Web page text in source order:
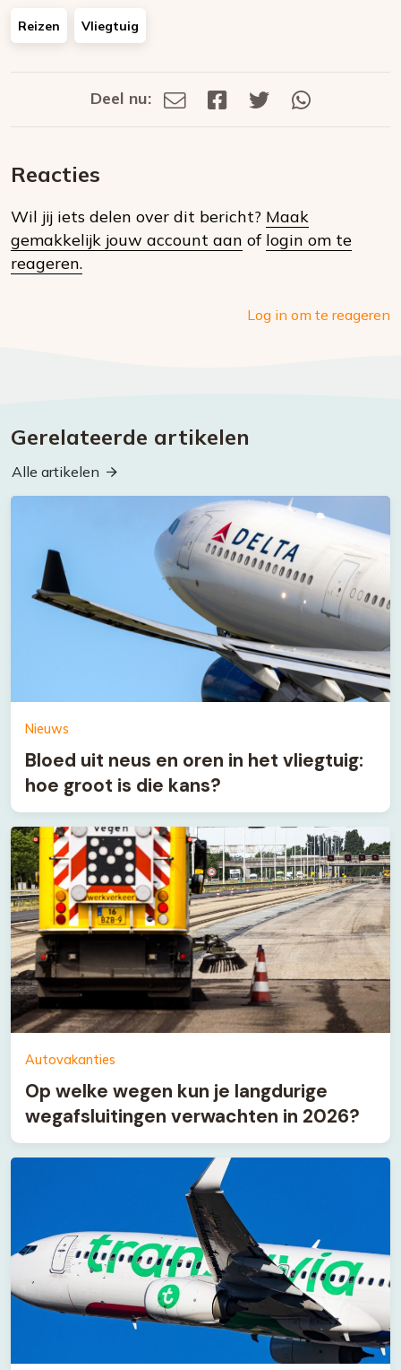
Reizen Vliegtuig
Deel
social
Deel nu:
Deel
Deel
Deel
Reacties
Wil jij iets delen over dit bericht? Maak
gemakkelijk jouw account aan of login om te
reageren.
Log in om te reageren
Gerelateerde artikelen
Alle artikelen
Nieuws
Bloed uit neus en oren in het vliegtuig:
hoe groot is die kans?
Autovakanties
Op welke wegen kun je langdurige
wegafsluitingen verwachten in 2026?